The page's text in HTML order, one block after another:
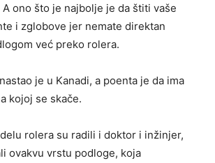
ono što je najbolje je da štiti vaše
i zglobove jer nemate direktan
već preko rolera.
je u Kanadi, a poenta je da ima
kojoj se skače.
rolera su radili i doktor i inžinjer,
ovakvu vrstu podloge, koja